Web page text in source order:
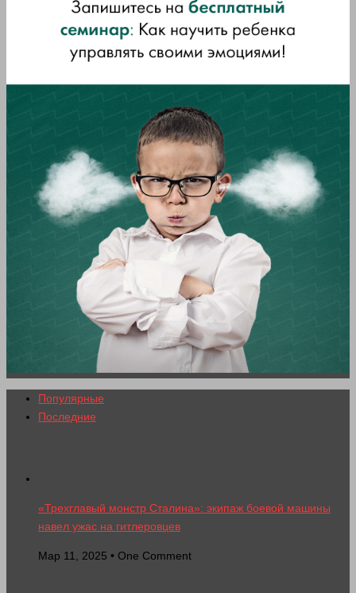
Популярные
Последние
«Трехглавый монстр Сталина»: экипаж боевой машины
навел ужас на гитлеровцев
Мар 11, 2025 • One Comment